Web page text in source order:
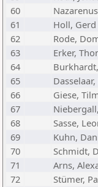
60
61
Holl, Gerd
62
Rode,
63
Erker,
64
65
66
Giese,
67
68
Sasse,
69
Kuhn,
70
Schmidt,
71
Arns,
72
Stümer,